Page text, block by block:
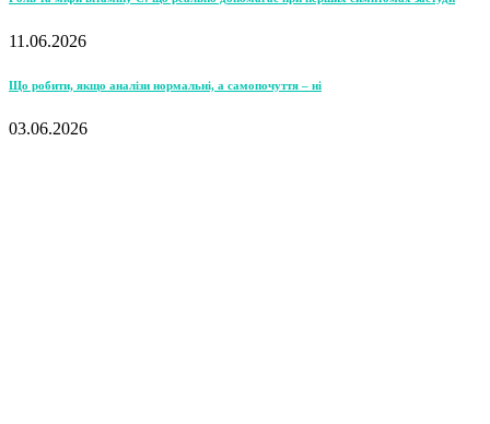
11.06.2026
Що робити, якщо аналізи нормальні, а самопочуття – ні
03.06.2026